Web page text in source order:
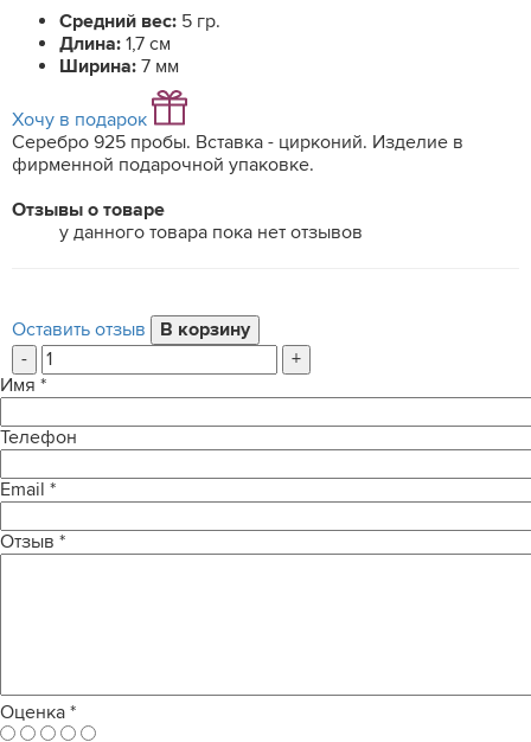
Средний вес: 5 гр.
Длина: 1,7 см
Ширина: 7 мм
Хочу в подарок
Серебро 925 пробы. Вставка - цирконий. Изделие в
фирменной подарочной упаковке.
Отзывы о товаре
у данного товара пока нет отзывов
Оставить отзыв
-
+
Имя *
Телефон
Email *
Отзыв *
Оценка *